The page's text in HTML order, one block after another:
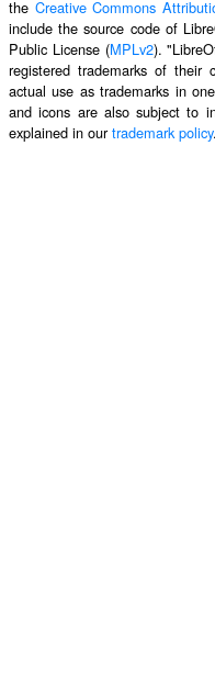
the Creative Commons
include the source code of
Public License (MPLv2).
registered trademarks of their
actual use as trademarks in
and icons are also subject to
explained in ourtrademark policy.